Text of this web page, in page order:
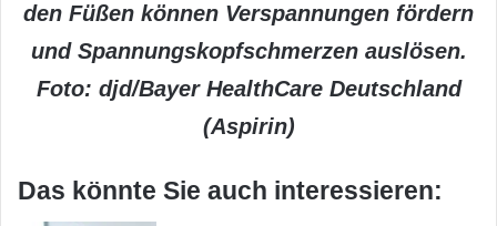
den Füßen können Verspannungen fördern
und Spannungskopfschmerzen auslösen.
Foto: djd/Bayer HealthCare Deutschland
(Aspirin)
Das könnte Sie auch interessieren: